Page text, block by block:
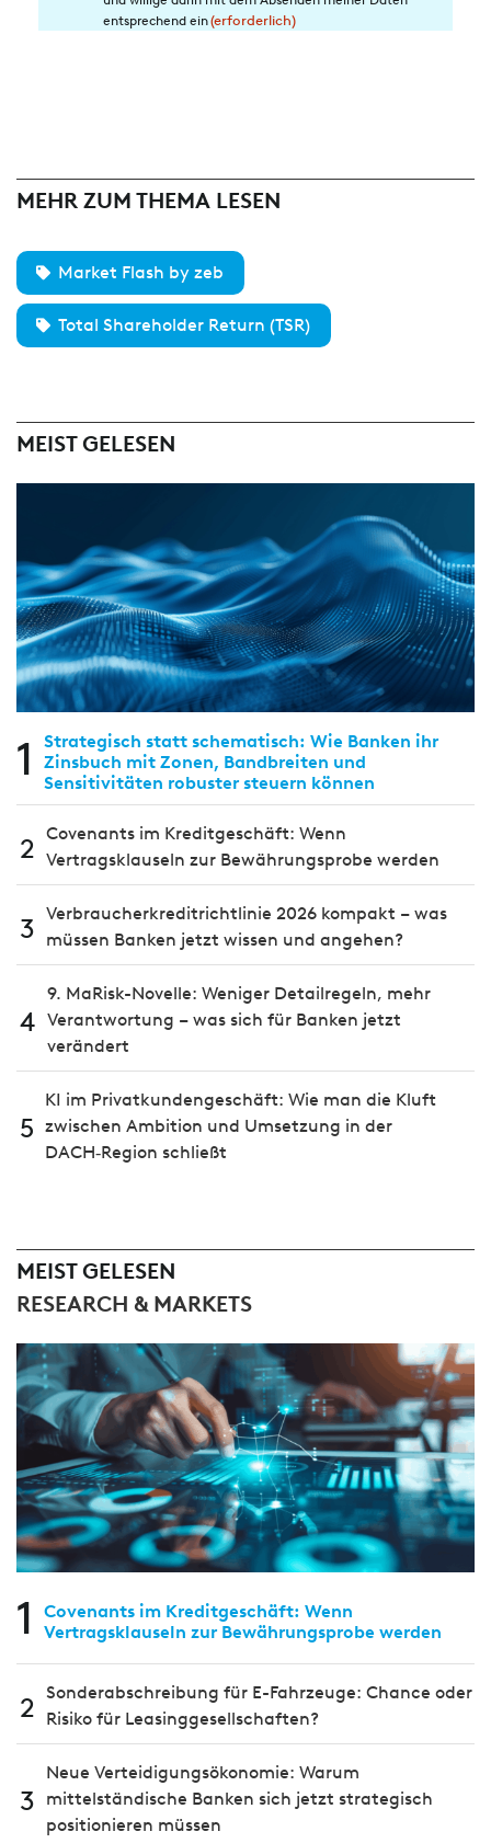
entsprechend ein(erforderlich)
MEHR ZUM THEMA LESEN
Market Flash by zeb
Total Shareholder Return (TSR)
MEIST GELESEN
1
Strategisch statt schematisch: Wie Banken ihr
Zinsbuch mit Zonen, Bandbreiten und
Sensitivitäten robuster steuern können
2 Covenants im Kreditgeschäft: Wenn
Vertragsklauseln zur Bewährungsprobe werden
3 Verbraucherkreditrichtlinie 2026 kompakt – was
müssen Banken jetzt wissen und angehen?
4
9. MaRisk-Novelle: Weniger Detailregeln, mehr
Verantwortung – was sich für Banken jetzt
verändert
5
KI im Privatkundengeschäft: Wie man die Kluft
zwischen Ambition und Umsetzung in der
DACH‑Region schließt
MEIST GELESEN
RESEARCH & MARKETS
1
Covenants im Kreditgeschäft: Wenn
Vertragsklauseln zur Bewährungsprobe werden
2 Sonderabschreibung für E-Fahrzeuge: Chance oder
Risiko für Leasinggesellschaften?
3
Neue Verteidigungsökonomie: Warum
mittelständische Banken sich jetzt strategisch
positionieren müssen